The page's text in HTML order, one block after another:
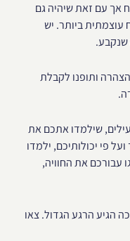
אך עם זאת שיהיה גם
עוצמתית ביותר. יש
שנקבע.
ותופנו לקבלת
שילמדו אתכם את
פי יכולותיכם, ילמדו
עבורכם את החוויה,
הגיע הרגע הגדול. צאו